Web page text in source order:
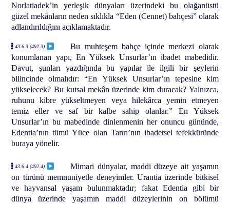
Norlatiadek’in yerleşik dünyaları üzerindeki bu olağanüstü
güzel mekânların neden sıklıkla “Eden (Cennet) bahçesi” olarak
adlandırıldığını açıklamaktadır.
43:6.3 (492.3)
Bu muhteşem bahçe içinde merkezi olarak
konumlanan yapı, En Yüksek Unsurlar’ın ibadet mabedidir.
Davut, şunları yazdığında bu yapılar ile ilgili bir şeylerin
bilincinde olmalıdır: “En Yüksek Unsurlar’ın tepesine kim
yükselecek? Bu kutsal mekân üzerinde kim duracak? Yalnızca,
ruhunu kibre yükseltmeyen veya hilekârca yemin etmeyen
temiz eller ve saf bir kalbe sahip olanlar.” En Yüksek
Unsurlar’ın bu mabedinde dinlenmenin her onuncu gününde,
Edentia’nın tümü Yüce olan Tanrı’nın ibadetsel tefekküründe
buraya yönelir.
43:6.4 (492.4)
Mimari dünyalar, maddi düzeye ait yaşamın
on türünü memnuniyetle deneyimler. Urantia üzerinde bitkisel
ve hayvansal yaşam bulunmaktadır; fakat Edentia gibi bir
dünya üzerinde yaşamın maddi düzeylerinin on bölümü